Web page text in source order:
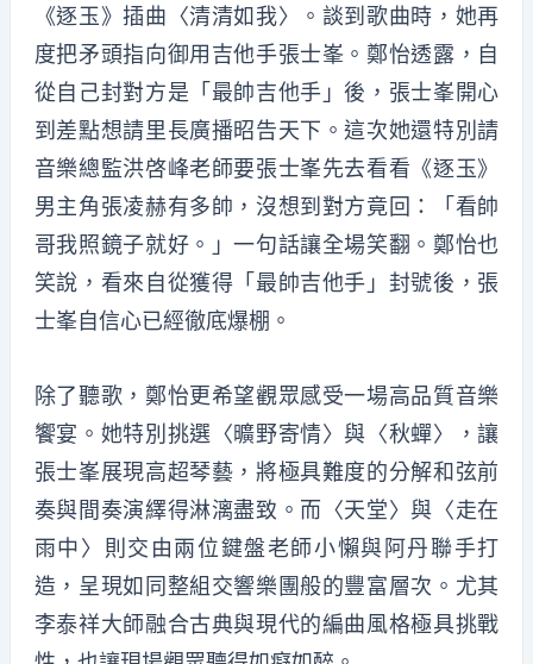
《逐玉》插曲〈清清如我〉。談到歌曲時，她再
度把矛頭指向御用吉他手張士峯。鄭怡透露，自
從自己封對方是「最帥吉他手」後，張士峯開心
到差點想請里長廣播昭告天下。這次她還特別請
音樂總監洪啓峰老師要張士峯先去看看《逐玉》
男主角張凌赫有多帥，沒想到對方竟回：「看帥
哥我照鏡子就好。」一句話讓全場笑翻。鄭怡也
笑說，看來自從獲得「最帥吉他手」封號後，張
士峯自信心已經徹底爆棚。
除了聽歌，鄭怡更希望觀眾感受一場高品質音樂
饗宴。她特別挑選〈曠野寄情〉與〈秋蟬〉，讓
張士峯展現高超琴藝，將極具難度的分解和弦前
奏與間奏演繹得淋漓盡致。而〈天堂〉與〈走在
雨中〉則交由兩位鍵盤老師小懶與阿丹聯手打
造，呈現如同整組交響樂團般的豐富層次。尤其
李泰祥大師融合古典與現代的編曲風格極具挑戰